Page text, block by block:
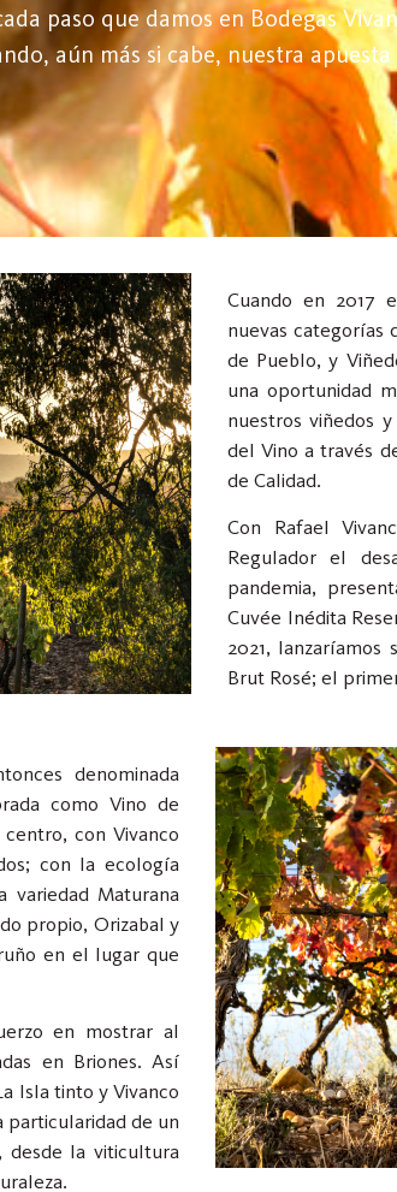
paso que damos en Bodegas
aún más si cabe, nuestra
Cuando en 2017
nuevas categorías
de Pueblo, y
una oportunidad
nuestros viñedos
del Vino a través
de Calidad.
Con Rafael
Regulador el
pandemia,
Cuvée Inédita
2021, lanzaríamos
Brut Rosé; el
denominada
como Vino de
con Vivanco
con la ecología
variedad Maturana
propio, Orizabal y
en el lugar que
en mostrar al
en Briones. Así
Isla tinto y Vivanco
particularidad de un
desde la viticultura